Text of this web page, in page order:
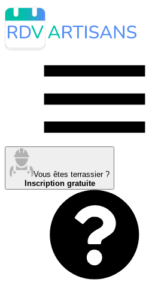
Vous êtes terrassier ?
Inscription gratuite